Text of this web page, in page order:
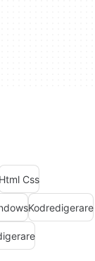
Html Css
Kodredigerare